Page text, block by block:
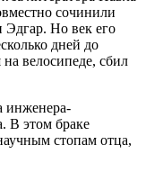
сочинили
Эдгар. Но век его
дней до
велосипеде, сбил
инженера-
В этом браке
стопам отца,